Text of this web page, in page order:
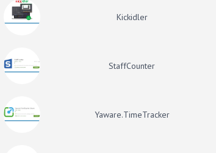
Kickidler
StaffCounter
Yaware.TimeTracker